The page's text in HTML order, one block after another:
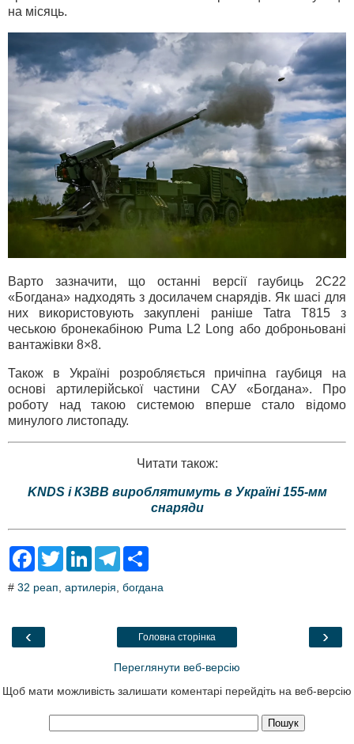
на місяць.
Варто зазначити, що останні версії гаубиць 2С22
«Богдана» надходять з досилачем снарядів. Як шасі для
них використовують закуплені раніше Tatra T815 з
чеською бронекабіною Puma L2 Long або доброньовані
вантажівки 8×8.
Також в Україні розробляється причіпна гаубиця на
основі артилерійської частини САУ «Богдана». Про
роботу над такою системою вперше стало відомо
минулого листопаду.
Читати також:
KNDS і КЗВВ вироблятимуть в Україні 155-мм
снаряди
F
e
o
T
t
L
k
T
e
a
r
# 32 реап артилерія богдана
‹ ›
Головна сторінка
Переглянути веб-версію
Щоб мати можливість залишати коментарі перейдіть на веб-версію